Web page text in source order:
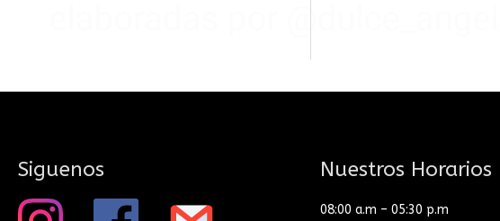
Siguenos Nuestros Horarios
08:00 a.m – 05:30 p.m